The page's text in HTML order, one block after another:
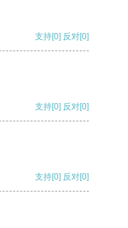
支持[0] 反对[0]
支持[0] 反对[0]
支持[0] 反对[0]